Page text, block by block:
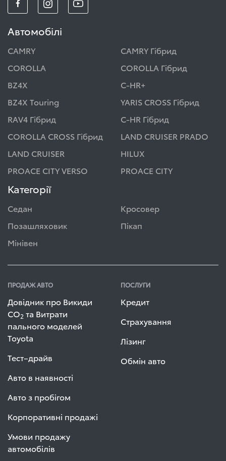
Автомобілі
CAMRY
CAMRY Гібрид
COROLLA
COROLLA Гібрид
BZ4X
C-HR+
BZ4X Touring
YARIS CROSS Гібрид
RAV4 Гібрид
C-HR Гібрид
COROLLA CROSS Гібрид
LAND CRUISER PRADO
LAND CRUISER
HILUX
PROACE CITY VERSO
PROACE CITY
Категорії
Седан
Кросовер
Позашляховик
Пікап
Мінівен
ПРОДАЖ АВТО
Довідник про Викиди
СО2 та Витрати
пального моделей
Toyota
Тест–драйв
Авто в наявності
Авто з пробігом
Корпоративні продажі
Умови продажу
автомобілів
ПОСЛУГИ
Кредит
Страхування
Лізинг
Обмін авто